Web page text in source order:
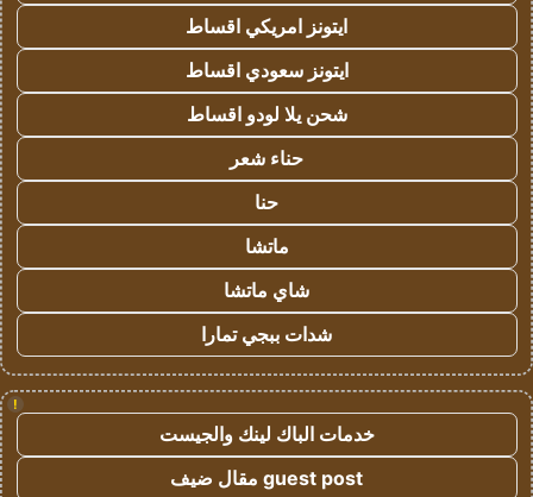
ايتونز امريكي اقساط
ايتونز سعودي اقساط
شحن يلا لودو اقساط
حناء شعر
حنا
ماتشا
شاي ماتشا
شدات ببجي تمارا
!
خدمات الباك لينك والجيست
guest post مقال ضيف